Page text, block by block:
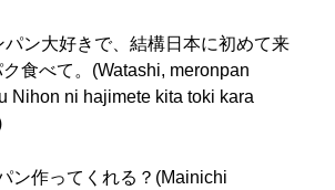
ン大好きで、結構日本に初めて来
食べて。(Watashi, meronpan
Nihon ni hajimete kita toki kara
ン作ってくれる？(Mainichi